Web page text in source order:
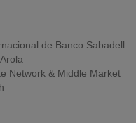
de Banco Sabadell
Network & Middle Market